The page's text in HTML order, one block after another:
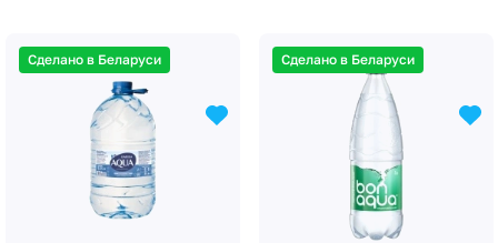
Сделано в Беларуси Сделано в Беларуси